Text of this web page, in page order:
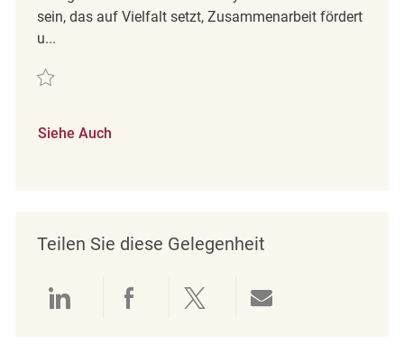
sein, das auf Vielfalt setzt, Zusammenarbeit fördert
u...
Retten Minijobber im Verkauf (m/w/d) REQ125322
Siehe Auch
Teilen Sie diese Gelegenheit
Über LinkedIn teilen
Über Facebook teilen
Über Twitter teilen